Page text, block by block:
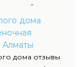
домов и иной
дома
Алматы
дома отзывы